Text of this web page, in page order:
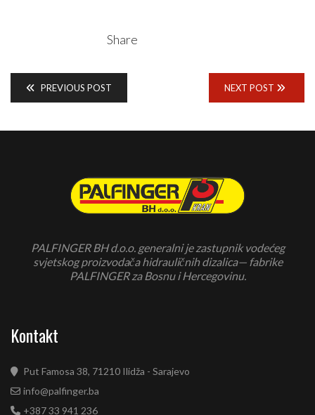
Share
PREVIOUS POST NEXT POST
PALFINGER BH d.o.o. generalni je zastupnik vodećeg
svjetskog proizvodača hidrauličnih dizalica— fabrike
PALFINGER za Bosnu i Hercegovinu.
Kontakt
Put Famosa 38, 71210 Ilidža - Sarajevo
info@palfinger.ba
+387 33 941 236